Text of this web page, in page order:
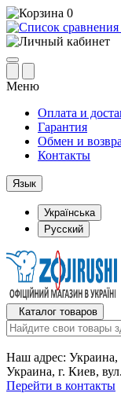
0
Меню
Оплата и
Гарантия
Обмен и
Контакты
Язык
Українська
Русский
Каталог товаров
Наш адрес: Украина,
Украина, г. Киев,
Перейти в контакты